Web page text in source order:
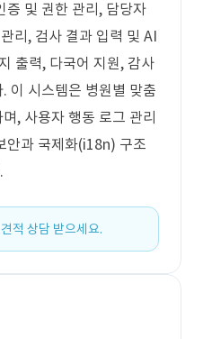
증 및 권한 관리, 담당자
리, 검사 결과 입력 및 AI
출력, 다국어 지원, 감사
이 시스템은 병원별 맞춤
, 사용자 행동 로그 관리
안과 국제화(i18n) 구조
적 상담 받으세요.